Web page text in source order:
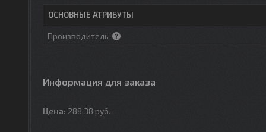
ОСНОВНЫЕ АТРИБУТЫ
Производитель
Информация для заказа
Цена: 288,38 руб.